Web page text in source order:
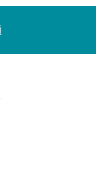
Cihan Yıldıran